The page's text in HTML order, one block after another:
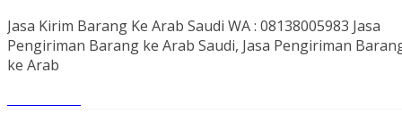
Jasa Kirim Barang Ke Arab Saudi WA : 08138005983 Jasa
Pengiriman Barang ke Arab Saudi, Jasa Pengiriman
ke Arab